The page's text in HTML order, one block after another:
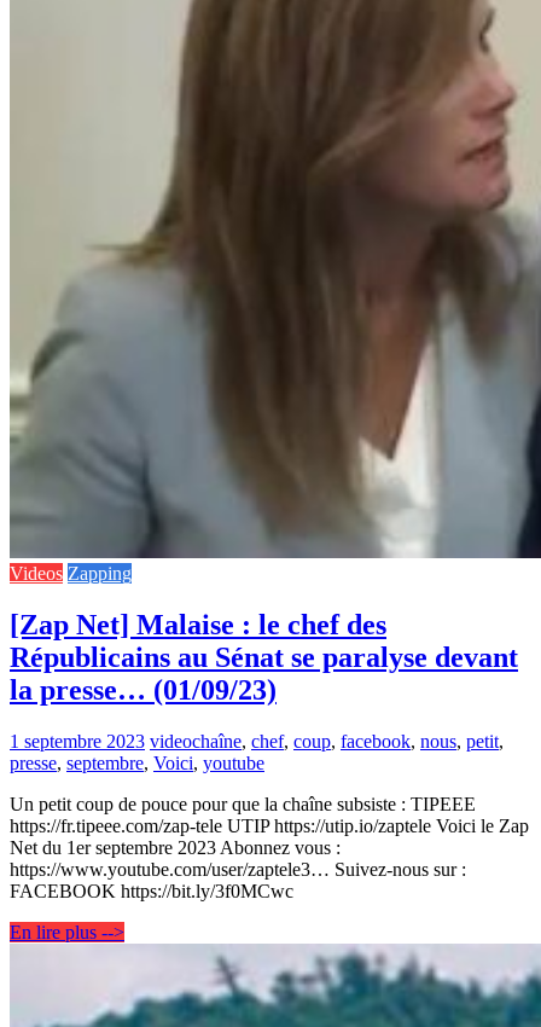
Videos Zapping
[Zap Net] Malaise : le chef des
Républicains au Sénat se paralyse devant
la presse… (01/09/23)
1 septembre 2023 videochaîne, chef, coup, facebook, nous, petit,
presse, septembre, Voici, youtube
Un petit coup de pouce pour que la chaîne subsiste : TIPEEE
https://fr.tipeee.com/zap-tele UTIP https://utip.io/zaptele Voici le Zap
Net du 1er septembre 2023 Abonnez vous :
https://www.youtube.com/user/zaptele3… Suivez-nous sur :
FACEBOOK https://bit.ly/3f0MCwc
En lire plus -->